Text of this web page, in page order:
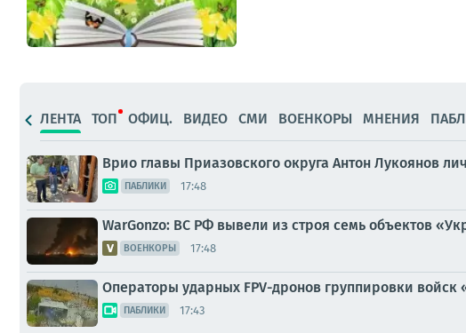
ЛЕНТА ТОП ОФИЦ. ВИДЕО СМИ ВОЕНКОРЫ МНЕНИЯ
Врио главы Приазовского округа Антон Лукоянов
ПАБЛИКИ 17:48
WarGonzo: ВС РФ вывели из строя семь объектов
ВОЕНКОРЫ 17:48
Операторы ударных FPV-дронов группировки
ПАБЛИКИ 17:43